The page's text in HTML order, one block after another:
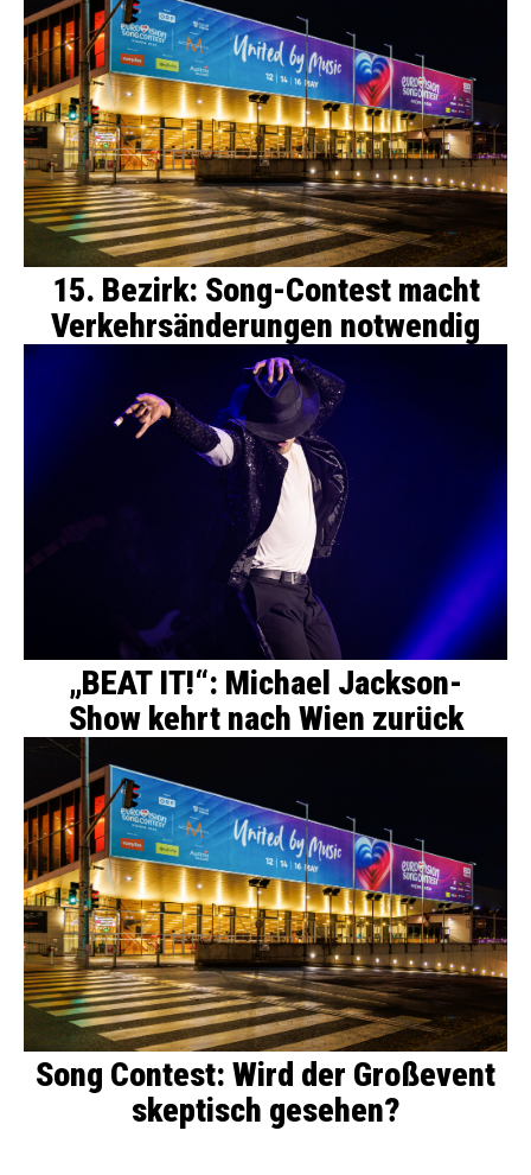
15. Bezirk: Song-Contest macht
Verkehrsänderungen notwendig
„BEAT IT!“: Michael Jackson-
Show kehrt nach Wien zurück
Song Contest: Wird der Großevent
skeptisch gesehen?